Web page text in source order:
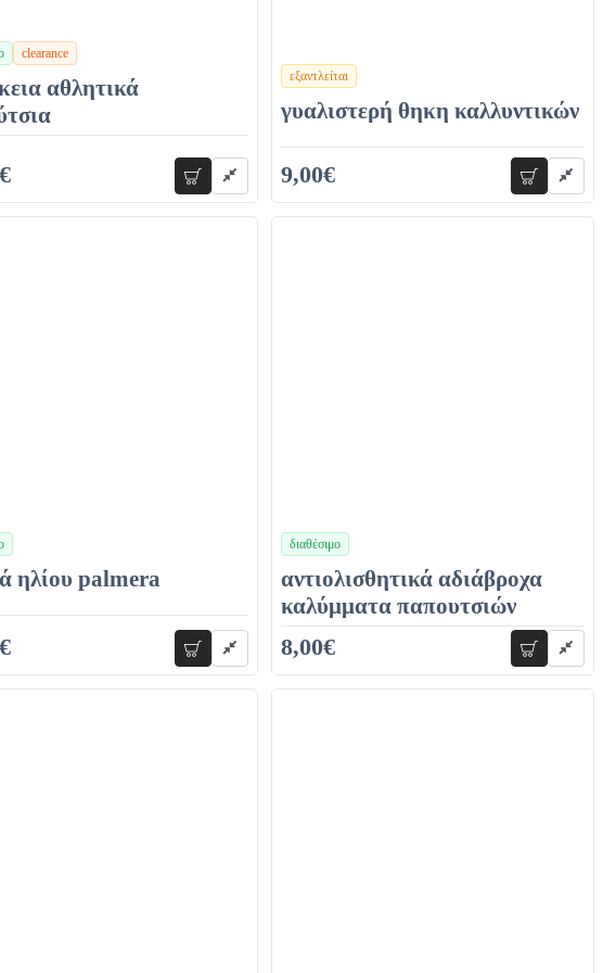
clearance
αθλητικά
προσθήκη
εξαντλείται
χρώματα
γυαλιστερή θηκη καλλυντικών
9,00€ προσθήκη
ηλίου palmera
προσθήκη
διαθέσιμο
χρώματα
αντιολισθητικά αδιάβροχα
καλύμματα παπουτσιών
8,00€ προσθήκη